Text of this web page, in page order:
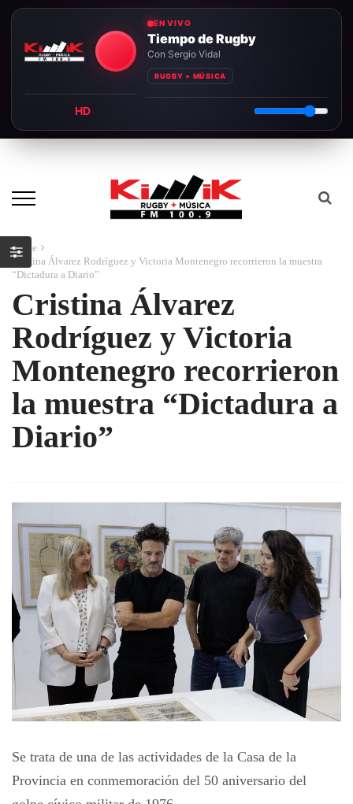
EN VIVO
Tiempo de Rugby
Con Sergio Vidal
RUGBY + MÚSICA
HD
Home
Cristina Álvarez Rodríguez y Victoria Montenegro recorrieron la muestra
“Dictadura a Diario”
Cristina Álvarez
Rodríguez y Victoria
Montenegro recorrieron
la muestra “Dictadura a
Diario”
Se trata de una de las actividades de la Casa de la
Provincia en conmemoración del 50 aniversario del